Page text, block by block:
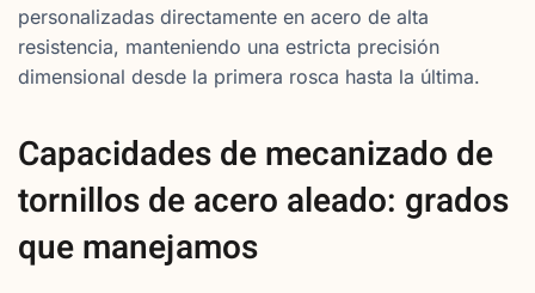
personalizadas directamente en acero de alta
resistencia, manteniendo una estricta precisión
dimensional desde la primera rosca hasta la última.
Capacidades de mecanizado de
tornillos de acero aleado: grados
que manejamos